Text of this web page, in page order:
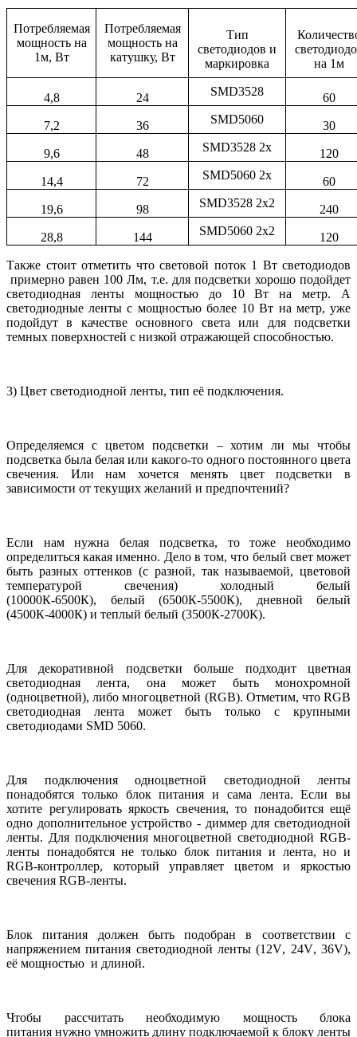
Потребляемая
мощность на
1м, Вт
Потребляемая
мощность на
катушку, Вт
Тип
светодиодов и
маркировка
на 1м
4,8 24 SMD3528 60
7,2 36 SMD5060 30
9,6 48 SMD3528 2x 120
14,4 72 SMD5060 2x 60
19,6 98 SMD3528 2x2 240
28,8 144 SMD5060 2x2 120
Также стоит отметить что световой поток 1 Вт светодиодов
примерно равен 100 Лм, т.е. для подсветки хорошо подойдет
светодиодная ленты мощностью до 10 Вт на метр. А
светодиодные ленты с мощностью более 10 Вт на метр, уже
подойдут в качестве основного света или для подсветки
темных поверхностей с низкой отражающей способностью.
3) Цвет светодиодной ленты, тип её подключения.
Определяемся с цветом подсветки – хотим ли мы чтобы
подсветка была белая или какого-то одного постоянного цвета
свечения. Или нам хочется менять цвет подсветки в
зависимости от текущих желаний и предпочтений?
Если нам нужна белая подсветка, то тоже необходимо
определиться какая именно. Дело в том, что белый свет может
быть разных оттенков (с разной, так называемой, цветовой
температурой свечения) холодный белый
(10000К-6500К), белый (6500К-5500К), дневной белый
(4500К-4000К) и теплый белый (3500К-2700К).
Для декоративной подсветки больше подходит цветная
светодиодная лента, она может быть монохромной
(одноцветной), либо многоцветной (RGB). Отметим, что RGB
светодиодная лента может быть только с крупными
светодиодами SMD 5060.
Для подключения одноцветной светодиодной ленты
понадобятся только блок питания и сама лента. Если вы
хотите регулировать яркость свечения, то понадобится ещё
одно дополнительное устройство - диммер для светодиодной
ленты. Для подключения многоцветной светодиодной RGB-
ленты понадобятся не только блок питания и лента, но и
RGB-контроллер, который управляет цветом и яркостью
свечения RGB-ленты.
Блок питания должен быть подобран в соответствии с
напряжением питания светодиодной ленты (12V, 24V, 36V),
её мощностью и длиной.
Чтобы рассчитать необходимую мощность блока
питания нужно умножить длину подключаемой к блоку ленты